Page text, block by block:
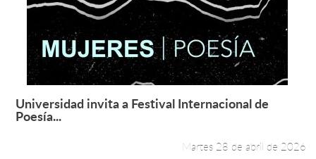
Leer más +
Universidad invita a Festival Internacional de
Poesía...
Martes 28 de abril de 2026